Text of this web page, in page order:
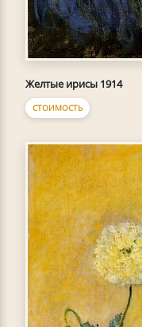
Желтые ирисы 1914
СТОИМОСТЬ